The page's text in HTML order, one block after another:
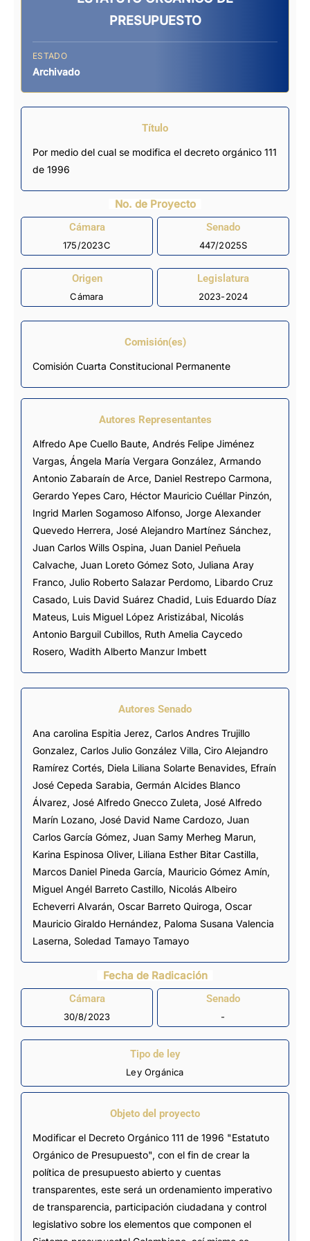
PRESUPUESTO
ESTADO
Archivado
Título
Por medio del cual se modifica el decreto orgánico 111
de 1996
No. de Proyecto
Cámara
175/2023C
Senado
447/2025S
Origen
Cámara
Legislatura
2023-2024
Comisión(es)
Comisión Cuarta Constitucional Permanente
Autores Representantes
Alfredo Ape Cuello Baute, Andrés Felipe Jiménez
Vargas, Ángela María Vergara González, Armando
Antonio Zabaraín de Arce, Daniel Restrepo Carmona,
Gerardo Yepes Caro, Héctor Mauricio Cuéllar Pinzón,
Ingrid Marlen Sogamoso Alfonso, Jorge Alexander
Quevedo Herrera, José Alejandro Martínez Sánchez,
Juan Carlos Wills Ospina, Juan Daniel Peñuela
Calvache, Juan Loreto Gómez Soto, Juliana Aray
Franco, Julio Roberto Salazar Perdomo, Libardo Cruz
Casado, Luis David Suárez Chadid, Luis Eduardo Díaz
Mateus, Luis Miguel López Aristizábal, Nicolás
Antonio Barguil Cubillos, Ruth Amelia Caycedo
Rosero, Wadith Alberto Manzur Imbett
Autores Senado
Ana carolina Espitia Jerez, Carlos Andres Trujillo
Gonzalez, Carlos Julio González Villa, Ciro Alejandro
Ramírez Cortés, Diela Liliana Solarte Benavides, Efraín
José Cepeda Sarabia, Germán Alcides Blanco
Álvarez, José Alfredo Gnecco Zuleta, José Alfredo
Marín Lozano, José David Name Cardozo, Juan
Carlos García Gómez, Juan Samy Merheg Marun,
Karina Espinosa Oliver, Liliana Esther Bitar Castilla,
Marcos Daniel Pineda García, Mauricio Gómez Amín,
Miguel Angél Barreto Castillo, Nicolás Albeiro
Echeverri Alvarán, Oscar Barreto Quiroga, Oscar
Mauricio Giraldo Hernández, Paloma Susana Valencia
Laserna, Soledad Tamayo Tamayo
Fecha de Radicación
Cámara
30/8/2023
Senado
-
Tipo de ley
Ley Orgánica
Objeto del proyecto
Modificar el Decreto Orgánico 111 de 1996 "Estatuto
Orgánico de Presupuesto", con el fin de crear la
política de presupuesto abierto y cuentas
transparentes, este será un ordenamiento imperativo
de transparencia, participación ciudadana y control
legislativo sobre los elementos que componen el